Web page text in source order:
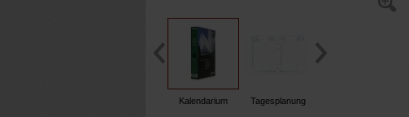
Kalendarium Tagesplanung